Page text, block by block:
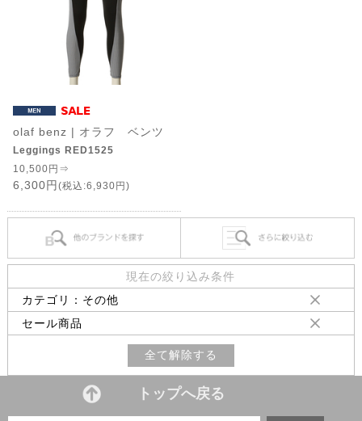
olaf benz | オラフ ベンツ
Leggings RED1525
10,500円⇒
6,300円 (税込:6,930円)
現在の絞り込み条件
カテゴリ：その他
セール商品
全て解除する
トップへ戻る